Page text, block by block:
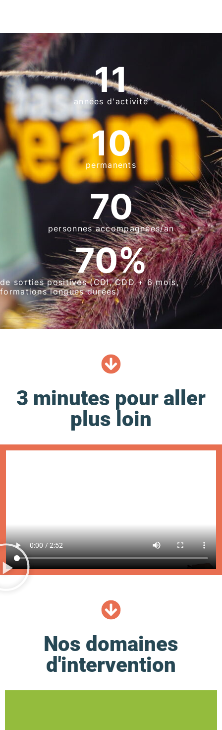
années d'activité
11
permanents
10
personnes accompagnées/an
70
de sorties positives (CDI, CDD + 6 mois,
formations longues durées)
70%
3 minutes pour aller
plus loin
Nos domaines
d'intervention